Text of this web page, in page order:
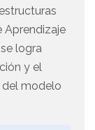
Aprendizaje
logra
y el
del modelo